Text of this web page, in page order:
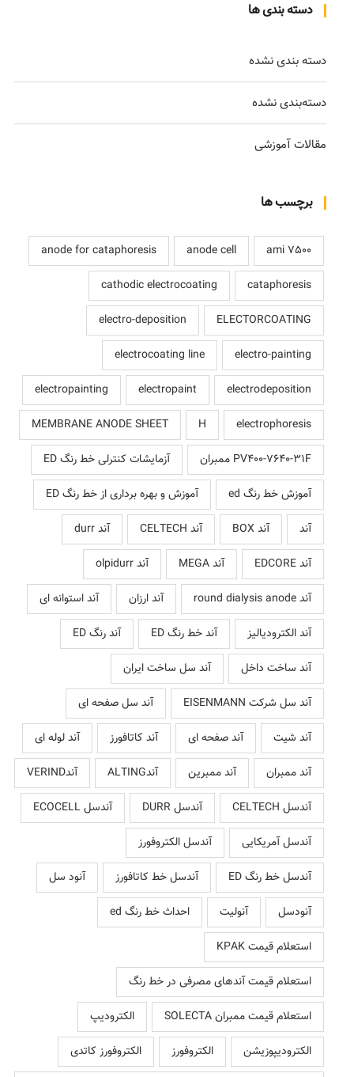
دسته بندی ها
دسته بندی نشده
دسته‌بندی نشده
مقالات آموزشی
برچسب ها
ami 7500
anode cell
anode for cataphoresis
cataphoresis
cathodic electrocoating
ELECTORCOATING
electro-deposition
electro-painting
electrocoating line
electrodeposition
electropaint
electropainting
electrophoresis
H
MEMBRANE ANODE SHEET
PV400-7640-31F ممبران
آزمایشات کنترلی خط رنگ ED
آموزش خط رنگ ed
آموزش و بهره برداری از خط رنگ ED
آند
آند BOX آند CELTECH
آند durr
آند EDCORE
آند MEGA
آند olpidurr
آند round dialysis anode
آند ارزان
آند استوانه ای
آند الکترودیالیز
آند خط رنگ ED
آند رنگ ED
آند ساخت داخل
آند سل ساخت ایران
آند سل شرکت EISENMANN
آند سل صفحه ای
آند شیت
آند صفحه ای آند کاتافورز
آند لوله ای
آند ممبران
آند ممبرین آندALTING
آندVERIND
آندسل CELTECH
آندسل DURR
آندسل ECOCELL
آندسل آمریکایی
آندسل الکتروفورز
آندسل خط رنگ ED
آندسل خط کاتافورز
آنود سل
آنودسل
آنولیت
احداث خط رنگ ed
استعلام قیمت KPAK
استعلام قیمت آندهای مصرفی در خط رنگ
استعلام قیمت ممبران SOLECTA
الکترودیپ
الکترودیپوزیشن
الکتروفورز
الکتروفورز کاتدی